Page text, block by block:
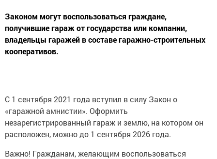
Законом могут воспользоваться граждане,
получившие гараж от государства или компании,
владельцы гаражей в составе гаражно-строительных
кооперативов.
С 1 сентября 2021 года вступил в силу Закон о
«гаражной амнистии». Оформить
незарегистрированный гараж и землю, на котором он
расположен, можно до 1 сентября 2026 года.
Важно! Гражданам, желающим воспользоваться